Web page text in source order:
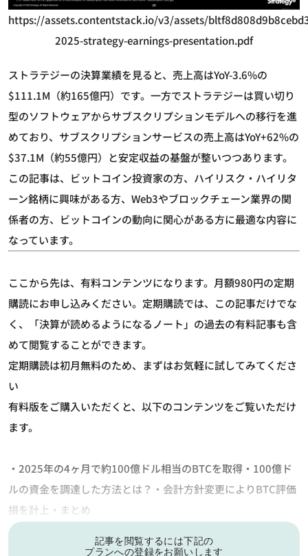
https://assets.contentstack.io/v3/assets/
2025-strategy-earnings-presentation.pdf
ストラテジーの決算業績を見ると、売上高はYoY-3.6%の
$111.1M（約165億円）です。一方でストラテジーは買い切り
型のソフトウェアからサブスクリプションモデルへの移行を進
めており、サブスクリプションサービスの売上高はYoY+62%の
$37.1M（約55億円）と安定収益の基盤が整いつつあります。
この記事は、ビットコイン投資家の方、ハイリスク・ハイリタ
ーン銘柄に興味がある方、Web3やブロックチェーン業界の関
係者の方、ビットコインの動向に関心がある方に最適な内容に
なっています。
ここから先は、有料コンテンツになります。月額980円の定期
購読にお申し込みください。定期購読では、この記事だけでな
く、「決算が読めるようになるノート」の過去の有料記事も含
めて閲覧することができます。
定期購読は初月無料のため、まずはお気軽に試してみてくださ
い
有料版をご購入いただくと、以下のコンテンツをご覧いただけ
ます。
・2025年の4ヶ月で約100億ドル相当のBTCを取得・100億ド
ルの資金を調達した方法とは？・会計方針変更によりBTC評価
損を計上・まとめ
記事を閲覧するには下記の
プランへの登録をお願いします